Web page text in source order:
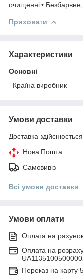
очищенні •
Приховати
Характеристики
Основні
Країна виробник
Умови доставки
Доставка
Нова Пошта
Самовивіз
Всі умови доставки
Умови оплати
Оплата на рахунок
Оплата на
Переказ на карту